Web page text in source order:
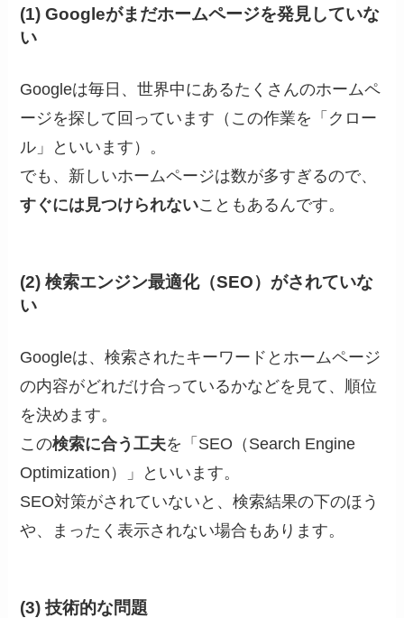
(1) Googleがまだホームページを発見していな
い
Googleは毎日、世界中にあるたくさんのホームペ
ージを探して回っています（この作業を「クロー
ル」といいます）。
でも、新しいホームページは数が多すぎるので、
すぐには見つけられないこともあるんです。
(2) 検索エンジン最適化（SEO）がされていな
い
Googleは、検索されたキーワードとホームページ
の内容がどれだけ合っているかなどを見て、順位
を決めます。
この検索に合う工夫を「SEO（Search Engine
Optimization）」といいます。
SEO対策がされていないと、検索結果の下のほう
や、まったく表示されない場合もあります。
(3) 技術的な問題